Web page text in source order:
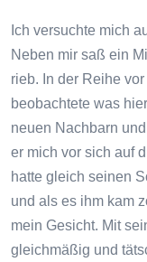
Ich versuchte mich
Neben mir saß ein
rieb. In der Reihe
beobachtete was
neuen Nachbarn
er mich vor sich auf
hatte gleich seinen
und als es ihm kam
mein Gesicht. Mit
gleichmäßig und